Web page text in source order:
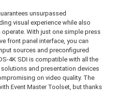
unsurpassed
visual experience while also
With just one simple press
front panel interface, you can
sources and preconfigured
4K SDI is compatible with all the
and presentation devices
on video quality. The
Event Master Toolset, but thanks